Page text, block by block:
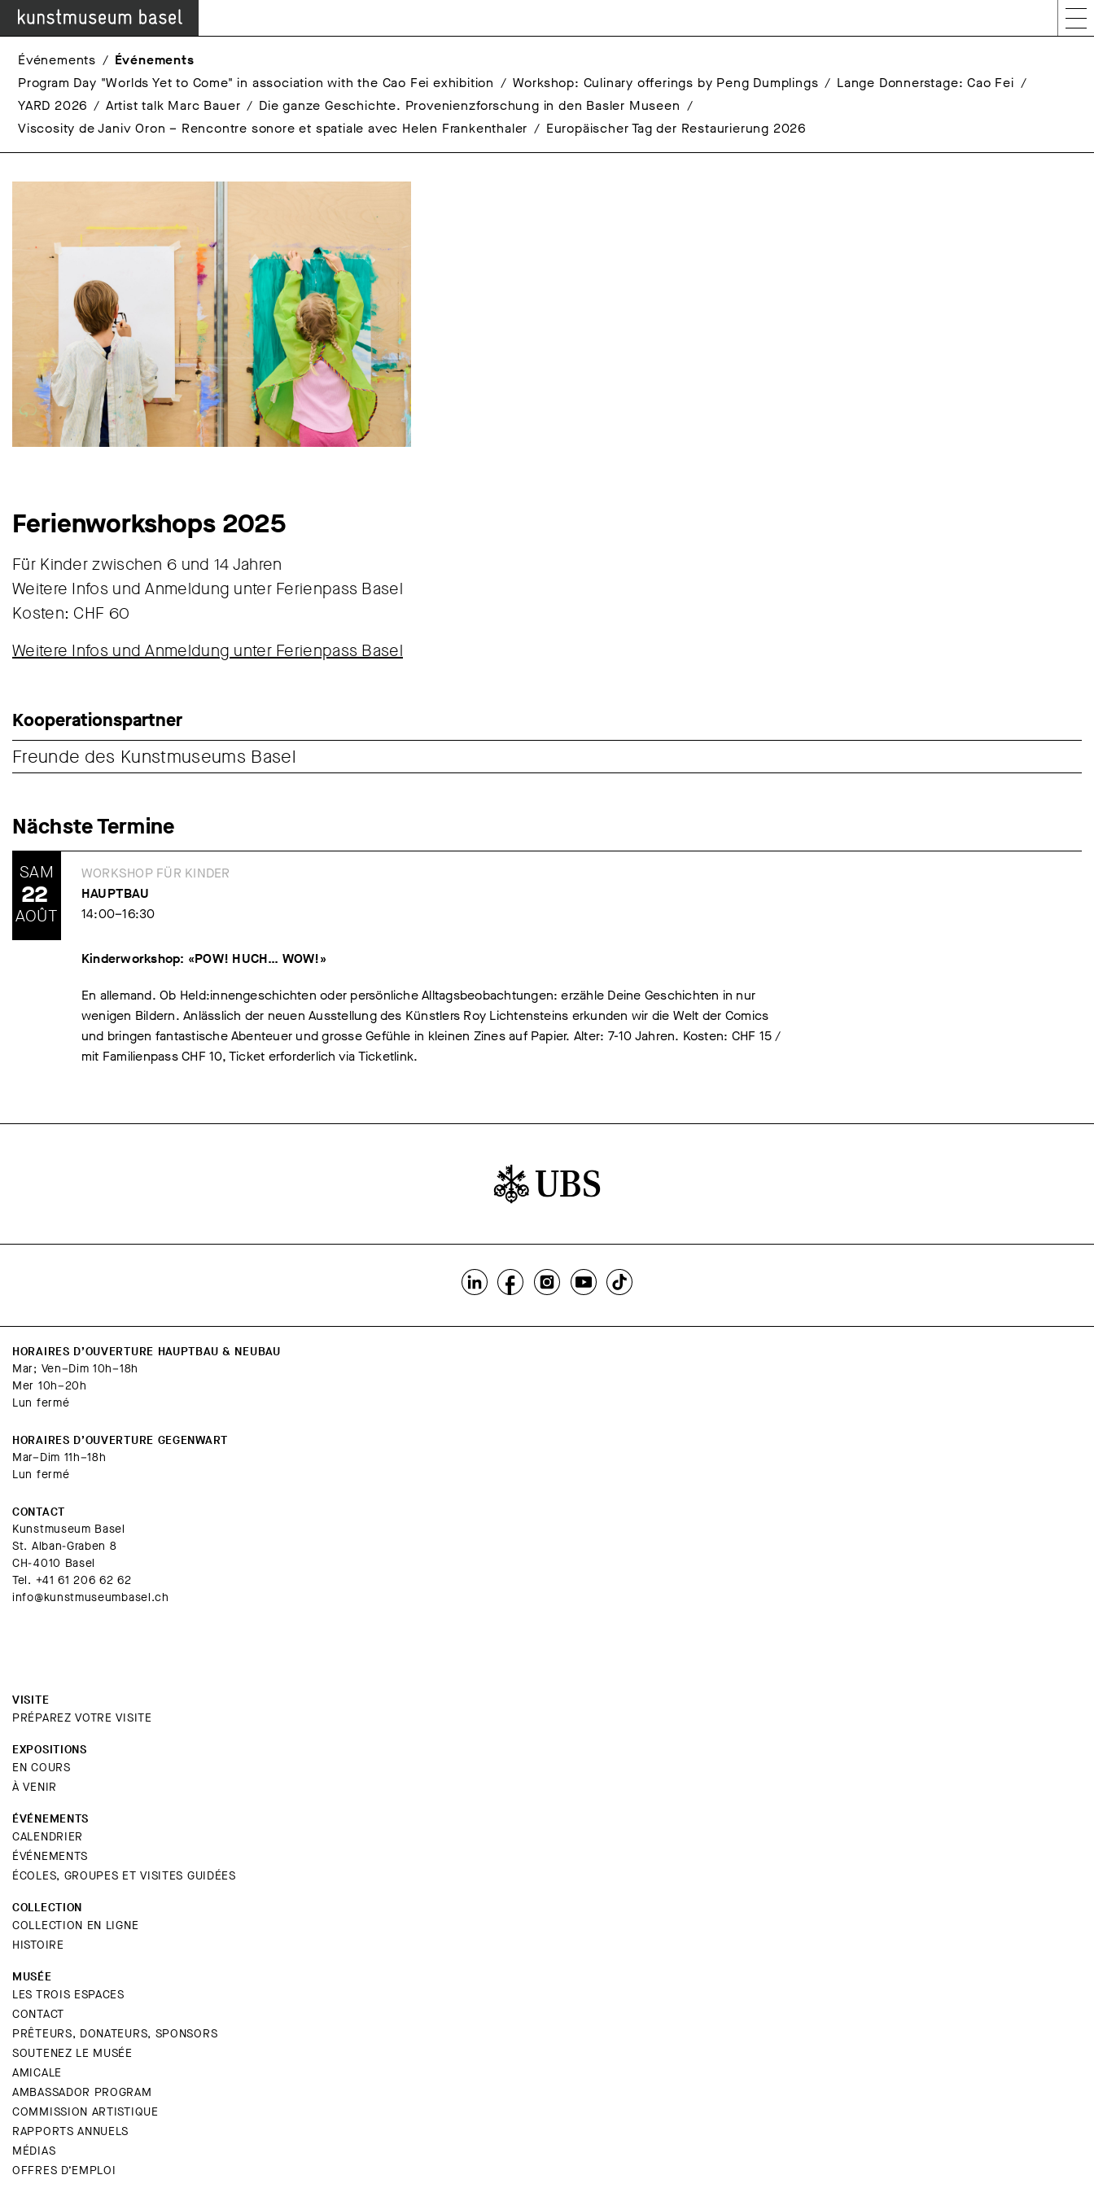
Événements
Événements
Program Day "Worlds Yet to Come" in association with the Cao Fei exhibition
Workshop: Culinary offerings by Peng Dumplings
Lange Donnerstage: Cao Fei
YARD 2026
Artist talk Marc Bauer
Die ganze Geschichte. Provenienzforschung in den Basler Museen
Viscosity de Janiv Oron – Rencontre sonore et spatiale avec Helen Frankenthaler
Europäischer Tag der Restaurierung 2026
Ferienworkshops 2025
Für Kinder zwischen 6 und 14 Jahren
Weitere Infos und Anmeldung unter Ferienpass Basel
Kosten: CHF 60
Weitere Infos und Anmeldung unter Ferienpass Basel
Kooperationspartner
Freunde des Kunstmuseums Basel
Nächste Termine
SAM
22
AOÛT
WORKSHOP FÜR KINDER
HAUPTBAU
14:00–16:30
Kinderworkshop: «POW! HUCH… WOW!»
En allemand. Ob Held:innengeschichten oder persönliche Alltagsbeobachtungen: erzähle Deine Geschichten in nur
wenigen Bildern. Anlässlich der neuen Ausstellung des Künstlers Roy Lichtensteins erkunden wir die Welt der Comics
und bringen fantastische Abenteuer und grosse Gefühle in kleinen Zines auf Papier. Alter: 7-10 Jahren. Kosten: CHF 15 /
mit Familienpass CHF 10, Ticket erforderlich via Ticketlink.
HORAIRES D’OUVERTURE HAUPTBAU & NEUBAU
Mar; Ven–Dim 10h–18h
Mer 10h–20h
Lun fermé
HORAIRES D’OUVERTURE GEGENWART
Mar–Dim 11h–18h
Lun fermé
CONTACT
Kunstmuseum Basel
St. Alban-Graben 8
CH-4010 Basel
Tel. +41 61 206 62 62
info@kunstmuseumbasel.ch
VISITE
PRÉPAREZ VOTRE VISITE
EXPOSITIONS
EN COURS
À VENIR
ÉVÉNEMENTS
CALENDRIER
ÉVÉNEMENTS
ÉCOLES, GROUPES ET VISITES GUIDÉES
COLLECTION
COLLECTION EN LIGNE
HISTOIRE
MUSÉE
LES TROIS ESPACES
CONTACT
PRÊTEURS, DONATEURS, SPONSORS
SOUTENEZ LE MUSÉE
AMICALE
AMBASSADOR PROGRAM
COMMISSION ARTISTIQUE
RAPPORTS ANNUELS
MÉDIAS
OFFRES D’EMPLOI